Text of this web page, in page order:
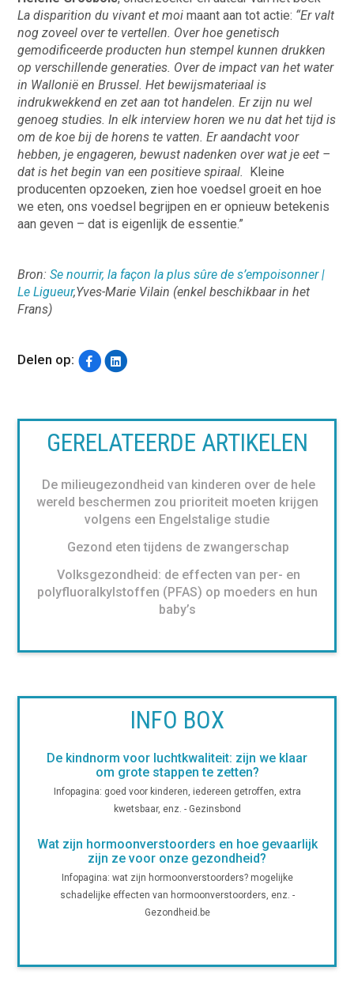
La disparition du vivant et moi maant aan tot actie: “Er valt
nog zoveel over te vertellen. Over hoe genetisch
gemodificeerde producten hun stempel kunnen drukken
op verschillende generaties. Over de impact van het water
in Wallonië en Brussel. Het bewijsmateriaal is
indrukwekkend en zet aan tot handelen. Er zijn nu wel
genoeg studies. In elk interview horen we nu dat het tijd is
om de koe bij de horens te vatten. Er aandacht voor
hebben, je engageren, bewust nadenken over wat je eet –
dat is het begin van een positieve spiraal.
Kleine
producenten opzoeken, zien hoe voedsel groeit en hoe
we eten, ons voedsel begrijpen en er opnieuw betekenis
aan geven – dat is eigenlijk de essentie.”
Bron:Se nourrir, la façon la plus sûre de s’empoisonner |
Le Ligueur,Yves-Marie Vilain (enkel beschikbaar in het
Frans)
Delen op:
GERELATEERDE ARTIKELEN
De milieugezondheid van kinderen over de hele
wereld beschermen zou prioriteit moeten krijgen
volgens een Engelstalige studie
Gezond eten tijdens de zwangerschap
Volksgezondheid: de effecten van per- en
polyfluoralkylstoffen (PFAS) op moeders en hun
baby’s
INFO BOX
De kindnorm voor luchtkwaliteit: zijn we klaar
om grote stappen te zetten?
Infopagina: goed voor kinderen, iedereen getroffen, extra
kwetsbaar, enz. - Gezinsbond
Wat zijn hormoonverstoorders en hoe gevaarlijk
zijn ze voor onze gezondheid?
Infopagina: wat zijn hormoonverstoorders? mogelijke
schadelijke effecten van hormoonverstoorders, enz. -
Gezondheid.be